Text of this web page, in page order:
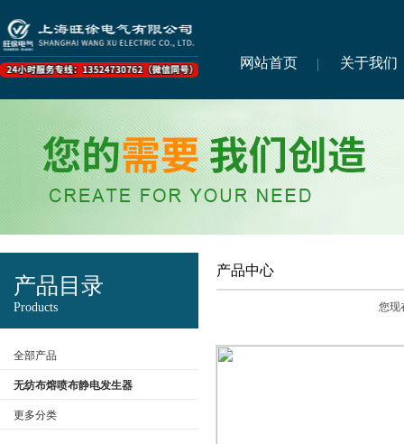
网站首页 关于我们
产品目录
Products
全部产品
无纺布熔喷布静电发生器
更多分类
产品中心
您现